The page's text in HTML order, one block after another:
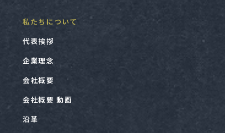
私たちについて
代表挨拶
企業理念
会社概要
会社概要 動画
沿革